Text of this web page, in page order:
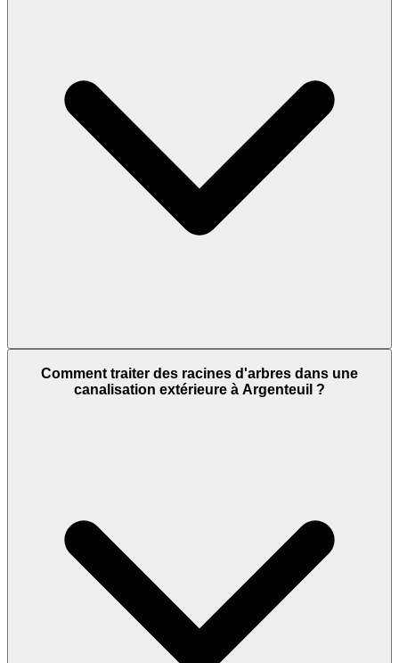
Comment traiter des racines d'arbres dans une
canalisation extérieure à Argenteuil ?